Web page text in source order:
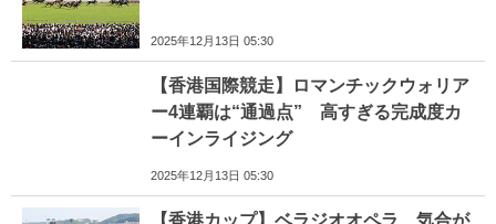
2025年12月13日 05:30
【香港国際競走】ロマンチックウォリア
ー4連覇は“通過点” 高すぎる完成度カ
ーインライジング
2025年12月13日 05:30
【香港カップ】ベラジオオペラ 気合が